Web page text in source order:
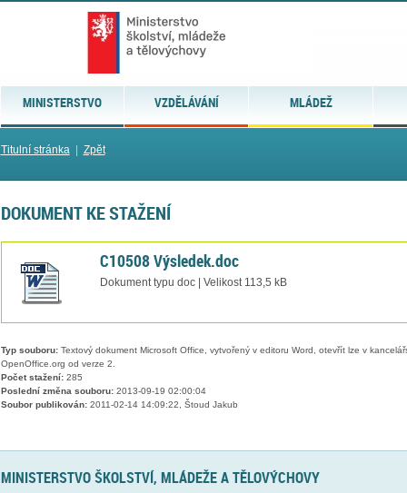
MINISTERSTVO VZDĚLÁVÁNÍ MLÁDEŽ
Titulní stránka| Zpět
DOKUMENT KE STAŽENÍ
C10508 Výsledek.doc
Dokument typu doc | Velikost 113,5 kB
Typ souboru:Textový dokument Microsoft Office, vytvořený v editoru Word, otevřít lze v
OpenOffice.org od verze 2.
Počet stažení:285
Poslední změna souboru:2013-09-19 02:00:04
Soubor publikován:2011-02-14 14:09:22, Štoud Jakub
MINISTERSTVO ŠKOLSTVÍ, MLÁDEŽE A TĚLOVÝCHOVY